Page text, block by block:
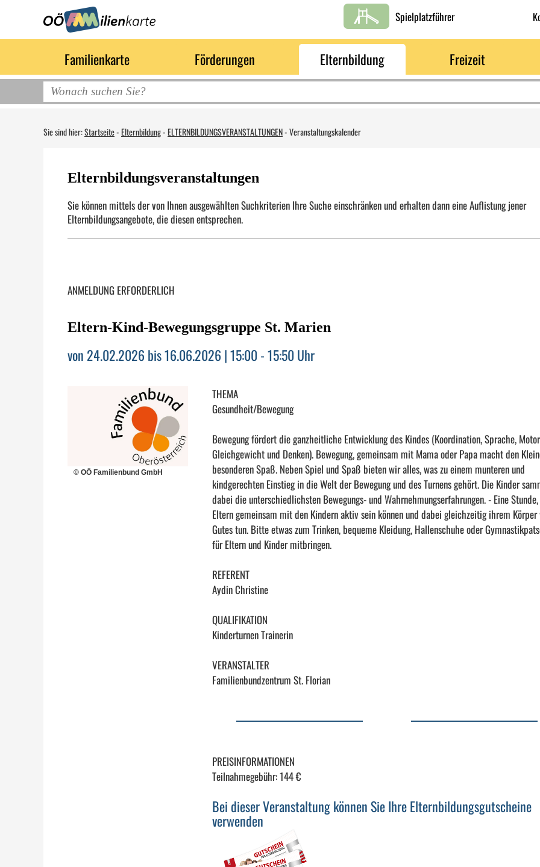
Spielplatzführer
Familienkarte Förderungen Elternbildung Freizeit
Sie sind hier:Startseite-Elternbildung-ELTERNBILDUNGSVERANSTALTUNGEN-Veranstaltungskalender
Elternbildungsveranstaltungen
Sie können mittels der von Ihnen ausgewählten Suchkriterien Ihre Suche einschränken und erhalten dann eine Auflistung jener
Elternbildungsangebote, die diesen entsprechen.
ANMELDUNG ERFORDERLICH
Eltern-Kind-Bewegungsgruppe St. Marien
von 24.02.2026 bis 16.06.2026 | 15:00 - 15:50 Uhr
© OÖ Familienbund GmbH
THEMA
Gesundheit/Bewegung
Bewegung fördert die ganzheitliche Entwicklung des Kindes (Koordination, Sprache,
Gleichgewicht und Denken). Bewegung, gemeinsam mit Mama oder Papa macht den
besonderen Spaß. Neben Spiel und Spaß bieten wir alles, was zu einem munteren und
kindgerechten Einstieg in die Welt der Bewegung und des Turnens gehört. Die Kinder
dabei die unterschiedlichsten Bewegungs- und Wahrnehmungserfahrungen. - Eine
Eltern gemeinsam mit den Kindern aktiv sein können und dabei gleichzeitig ihrem Körper
Gutes tun. Bitte etwas zum Trinken, bequeme Kleidung, Hallenschuhe oder
für Eltern und Kinder mitbringen.
REFERENT
Aydin Christine
QUALIFIKATION
Kinderturnen Trainerin
VERANSTALTER
Familienbundzentrum St. Florian
PREISINFORMATIONEN
Teilnahmegebühr: 144 €
Bei dieser Veranstaltung können Sie Ihre Elternbildungsgutscheine
verwenden